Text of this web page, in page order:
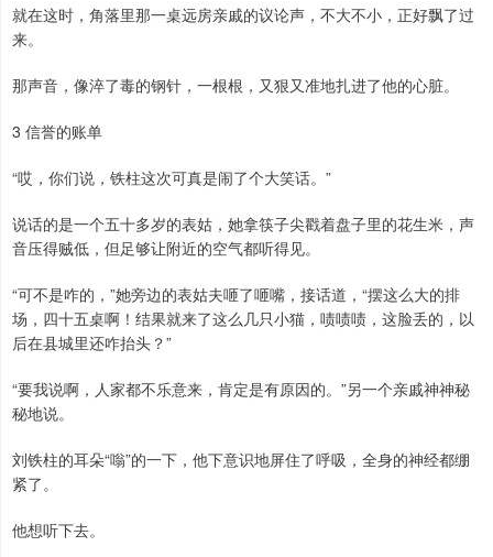
就在这时，角落里那一桌远房亲戚的议论声，不大不小，正好飘了过
来。
那声音，像淬了毒的钢针，一根根，又狠又准地扎进了他的心脏。
3 信誉的账单
“哎，你们说，铁柱这次可真是闹了个大笑话。”
说话的是一个五十多岁的表姑，她拿筷子尖戳着盘子里的花生米，声
音压得贼低，但足够让附近的空气都听得见。
“可不是咋的，”她旁边的表姑夫咂了咂嘴，接话道，“摆这么大的排
场，四十五桌啊！结果就来了这么几只小猫，啧啧啧，这脸丢的，以
后在县城里还咋抬头？”
“要我说啊，人家都不乐意来，肯定是有原因的。”另一个亲戚神神秘
秘地说。
刘铁柱的耳朵“嗡”的一下，他下意识地屏住了呼吸，全身的神经都绷
紧了。
他想听下去。